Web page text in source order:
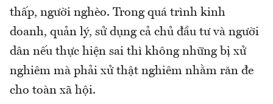
thấp, người nghèo. Trong quá trình kinh
doanh, quản lý, sử dụng cả chủ đầu tư và người
dân nếu thực hiện sai thì không những bị xử
nghiêm mà phải xử thật nghiêm nhằm răn đe
cho toàn xã hội.